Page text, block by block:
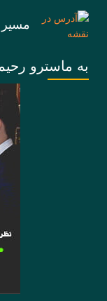
مسیر
به ماسترو